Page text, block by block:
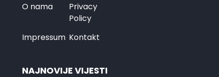
O nama
Privacy
Policy
Impressum Kontakt
NAJNOVIJE VIJESTI